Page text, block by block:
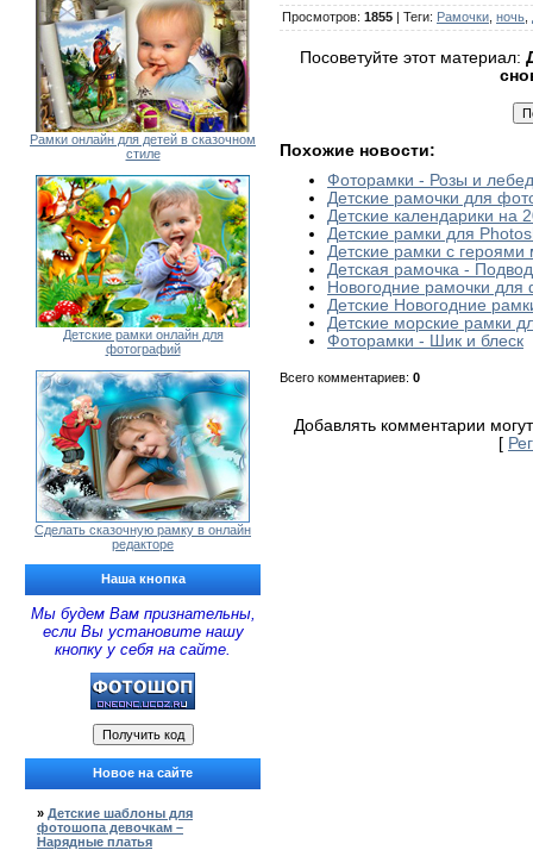
Рамки онлайн для детей в сказочном
стиле
Детские рамки онлайн для
фотографий
Сделать сказочную рамку в онлайн
редакторе
Наша кнопка
Мы будем Вам признательны,
если Вы установите нашу
кнопку у себя на сайте.
Новое на сайте
» Детские шаблоны для
фотошопа девочкам –
Нарядные платья
Просмотров: 1855 | Теги: Рамочки ночь
Посоветуйте этот материал:
Похожие новости:
Фоторамки - Розы и
Детские рамочки для
Детские календарики на
Детские рамки для
Детские рамки с
Детская рамочка -
Новогодние рамочки
Детские Новогодние
Детские морские рамки
Фоторамки - Шик и блеск
Всего комментариев: 0
Добавлять комментарии
[